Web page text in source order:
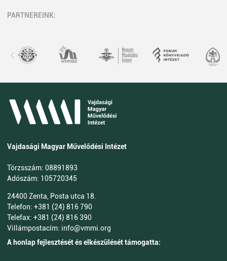
PARTNEREINK:
Vajdasági Magyar Művelődési Intézet
Törzsszám: 08891893
Adószám: 105720345
24400 Zenta, Posta utca 18.
Telefon: +381 (24) 816 790
Telefax: +381 (24) 816 390
Villámpostacím: info@vmmi.org
A honlap fejlesztését és elkészülését támogatta: